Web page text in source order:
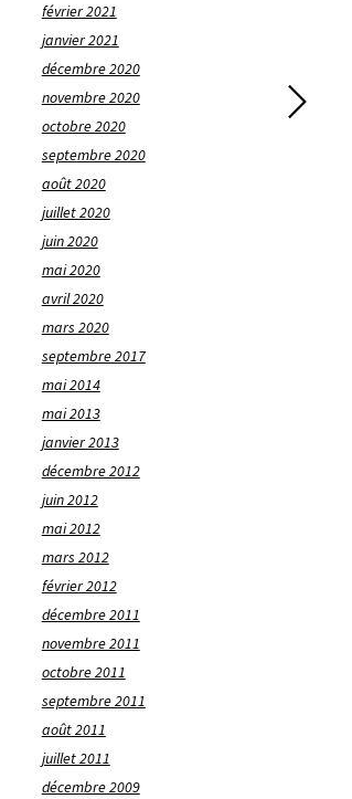
février 2021
janvier 2021
décembre 2020
novembre 2020
octobre 2020
septembre 2020
août 2020
juillet 2020
juin 2020
mai 2020
avril 2020
mars 2020
septembre 2017
mai 2014
mai 2013
janvier 2013
décembre 2012
juin 2012
mai 2012
mars 2012
février 2012
décembre 2011
novembre 2011
octobre 2011
septembre 2011
août 2011
juillet 2011
décembre 2009